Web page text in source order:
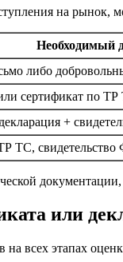
на рынок,
Необходимый
либо
сертификат по
+
ТС,
или
всех этапах